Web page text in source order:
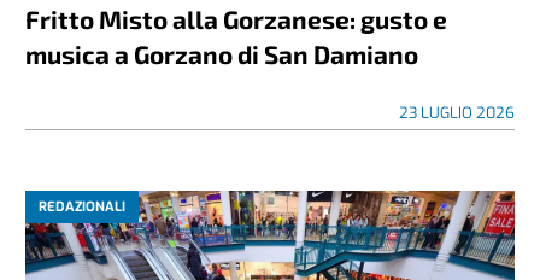
Fritto Misto alla Gorzanese: gusto e
musica a Gorzano di San Damiano
23 LUGLIO 2026
REDAZIONALI